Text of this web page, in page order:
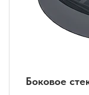
Боковое